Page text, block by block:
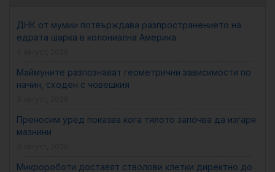
ДНК от мумии потвърждава разпространението на
едрата шарка в колониална Америка
Маймуните разпознават геометрични зависимости по
начин, сходен с човешкия
Преносим уред показва кога тялото започва да изгаря
мазнини
Микророботи доставят стволови клетки директно до